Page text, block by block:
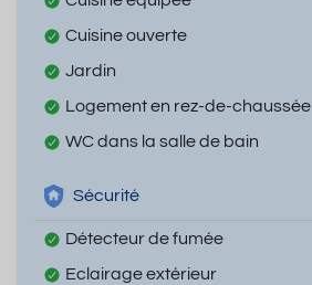
Cuisine ouverte
Jardin
Logement en rez-de-chaussée
WC dans la salle de bain
Sécurité
Détecteur de fumée
Eclairage extérieur